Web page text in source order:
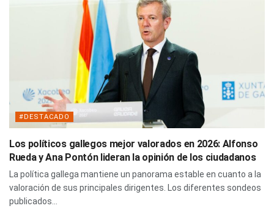
#DESTACADO
Los políticos gallegos mejor valorados en 2026: Alfonso
Rueda y Ana Pontón lideran la opinión de los ciudadanos
La política gallega mantiene un panorama estable en cuanto a la
valoración de sus principales dirigentes. Los diferentes sondeos
publicados...